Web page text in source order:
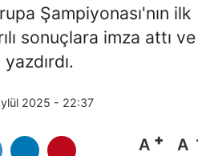
Şampiyonası'nın ilk
sonuçlara imza attı ve
2025 - 22:37
A A